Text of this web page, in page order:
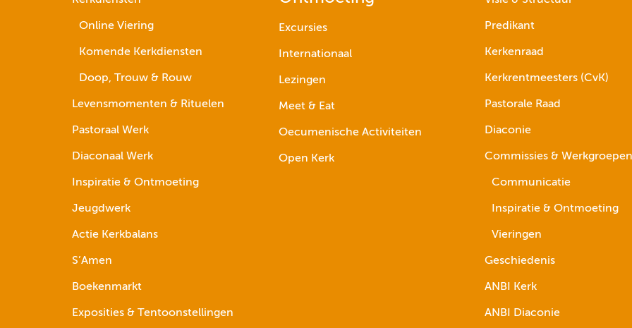
Online Viering
Komende Kerkdiensten
Doop, Trouw & Rouw
Levensmomenten & Rituelen
Pastoraal Werk
Diaconaal Werk
Inspiratie & Ontmoeting
Jeugdwerk
Actie Kerkbalans
S’Amen
Boekenmarkt
Exposities & Tentoonstellingen
Excursies
Internationaal
Lezingen
Meet & Eat
Oecumenische Activiteiten
Open Kerk
Predikant
Kerkenraad
Kerkrentmeesters (CvK)
Pastorale Raad
Diaconie
Commissies & Werkgroepen
Communicatie
Inspiratie & Ontmoeting
Vieringen
Geschiedenis
ANBI Kerk
ANBI Diaconie